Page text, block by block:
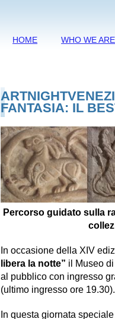
HOME WHO WE ARE
FANTASIA: IL
Percorso guidato sulla
In occasione della XIV
libera la notte” il Museo
al pubblico con ingresso
(ultimo ingresso ore 19.30).
In questa giornata